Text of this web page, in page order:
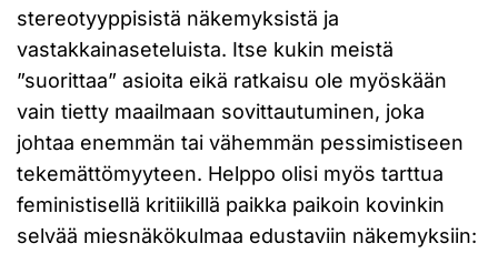
stereotyyppisistä näkemyksistä ja
vastakkainaseteluista. Itse kukin meistä
”suorittaa” asioita eikä ratkaisu ole myöskään
vain tietty maailmaan sovittautuminen, joka
johtaa enemmän tai vähemmän pessimistiseen
tekemättömyyteen. Helppo olisi myös tarttua
feministisellä kritiikillä paikka paikoin kovinkin
selvää miesnäkökulmaa edustaviin näkemyksiin: